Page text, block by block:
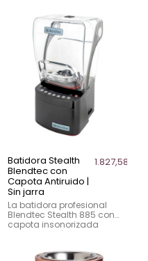
y repostería.
Batidora Stealth
Blendtec con
Capota Antiruido |
Sin jarra
1.827,58 €
La batidora profesional
Blendtec Stealth 885 con
capota insonorizada
combina máxima potencia
bares, restaurantes y